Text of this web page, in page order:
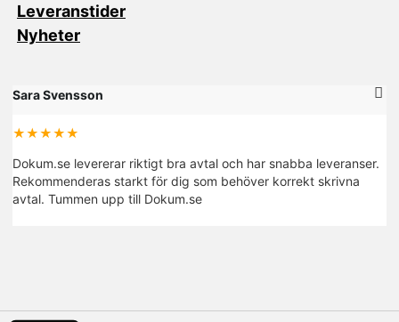
Leveranstider
Nyheter
Sara Svensson
★★★★★
Dokum.se levererar riktigt bra avtal och har snabba leveranser.
Rekommenderas starkt för dig som behöver korrekt skrivna
avtal. Tummen upp till Dokum.se